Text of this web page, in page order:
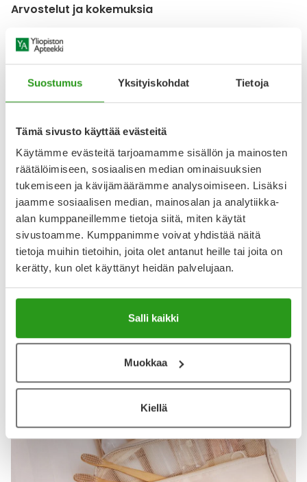
Suostumus Yksityiskohdat Tietoja
Tämä sivusto käyttää evästeitä
Käytämme evästeitä tarjoamamme sisällön ja mainosten
räätälöimiseen, sosiaalisen median ominaisuuksien
tukemiseen ja kävijämäärämme analysoimiseen. Lisäksi
jaamme sosiaalisen median, mainosalan ja analytiikka-
alan kumppaneillemme tietoja siitä, miten käytät
sivustoamme. Kumppanimme voivat yhdistää näitä
tietoja muihin tietoihin, joita olet antanut heille tai joita on
kerätty, kun olet käyttänyt heidän palvelujaan.
Salli kaikki
Muokkaa
Kiellä
Arvostelut ja kokemuksia
4.52 arvostelua
19.1.2024
Toimiva pilleri.
22.2.2023
Kohtalainen
Kivan pieni ja sulaa suussa
Katso kaikki Melarest-tuotteet